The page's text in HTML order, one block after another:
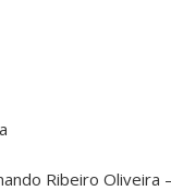
Ribeiro Oliveira